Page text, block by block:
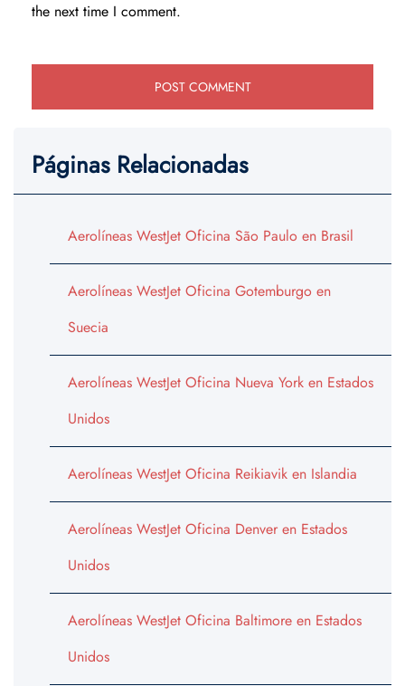
the next time I comment.
Páginas Relacionadas
Aerolíneas WestJet Oficina São Paulo en Brasil
Aerolíneas WestJet Oficina Gotemburgo en
Suecia
Aerolíneas WestJet Oficina Nueva York en Estados
Unidos
Aerolíneas WestJet Oficina Reikiavik en Islandia
Aerolíneas WestJet Oficina Denver en Estados
Unidos
Aerolíneas WestJet Oficina Baltimore en Estados
Unidos